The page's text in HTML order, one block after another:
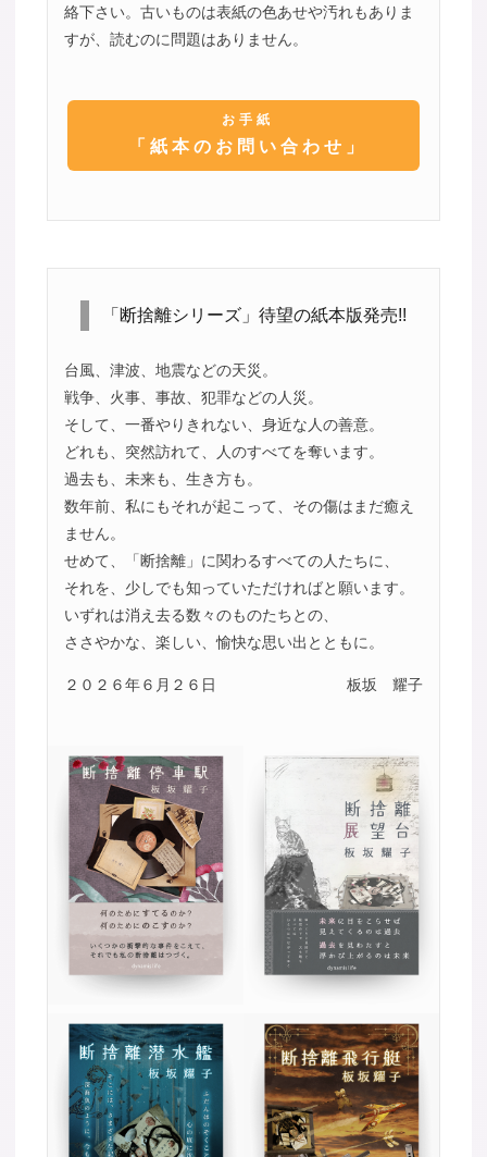
絡下さい。古いものは表紙の色あせや汚れもありま
すが、読むのに問題はありません。
お手紙
「紙本のお問い合わせ」
「断捨離シリーズ」待望の紙本版発売!!
台風、津波、地震などの天災。
戦争、火事、事故、犯罪などの人災。
そして、一番やりきれない、身近な人の善意。
どれも、突然訪れて、人のすべてを奪います。
過去も、未来も、生き方も。
数年前、私にもそれが起こって、その傷はまだ癒え
ません。
せめて、「断捨離」に関わるすべての人たちに、
それを、少しでも知っていただければと願います。
いずれは消え去る数々のものたちとの、
ささやかな、楽しい、愉快な思い出とともに。
２０２６年６月２６日 板坂 耀子